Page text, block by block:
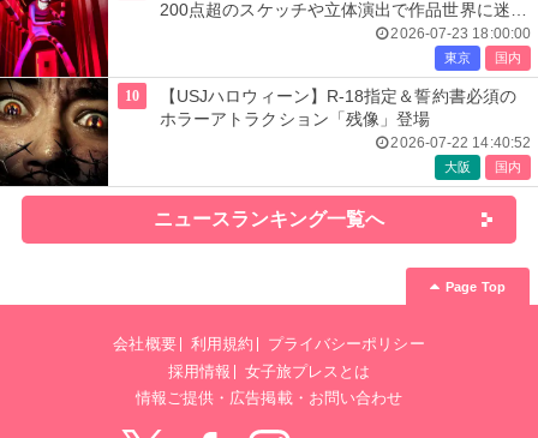
200点超のスケッチや立体演出で作品世界に迷い
2026-07-23 18:00:00
東京 国内
10
【USJハロウィーン】R-18指定＆誓約書必須の
ホラーアトラクション「残像」登場
2026-07-22 14:40:52
大阪 国内
ニュースランキング一覧へ
Page Top
会社概要 利用規約
プライバシーポリシー
採用情報
女子旅プレスとは
情報ご提供・広告掲載・お問い合わせ